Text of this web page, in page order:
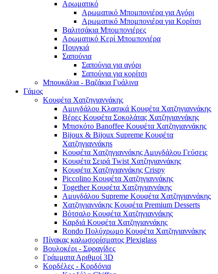
Αρωματικό
Αρωματικό Μπομπονιέρα για Αγόρι
Αρωματικό Μπομπονιέρα για Κορίτσι
Βαλιτσάκια Μπομπονιέρες
Αρωματικό Κερί Μπομπονιέρα
Πουγκιά
Σαπούνια
Σαπούνια για αγόρι
Σαπούνια για κορίτσι
Μπουκάλια - Βαζάκια Γυάλινα
Γάμος
Κουφέτα Χατζηγιαννάκης
Αμυγδάλου Κλασικά Κουφέτα Χατζηγιαννάκης
Βέρες Κουφέτα Σοκολάτας Χατζηγιαννάκης
Μπισκότο Banoffee Κουφέτα Χατζηγιαννάκης
Bijoux & Bijoux Supreme Κουφέτα
Χατζηγιαννάκηs
Κουφέτα Χατζηγιαννάκης Αμυγδάλου Γεύσεις
Κουφέτα Σειρά Twist Χατζηγιαννάκης
Κουφέτα Χατζηγιαννάκης Crispy
Piccolino Κουφέτα Χατζηγιαννάκης
Together Κουφέτα Χατζηγιαννάκης
Αμυγδάλου Supreme Κουφέτα Χατζηγιαννάκης
Χατζηγιαννάκης Κουφέτα Premium Desserts
Βότσαλο Κουφέτα Χατζηγιαννάκης
Καρδιά Κουφέτα Χατζηγιαννάκης
Rondo Πολύχρωμο Κουφέτα Χατζηγιαννάκης
Πίνακας καλωσορίσματος Plexiglass
Βουλοκέρι - Σφραγίδες
Γράμματα Αριθμοί 3D
Κορδέλες - Κορδόνια